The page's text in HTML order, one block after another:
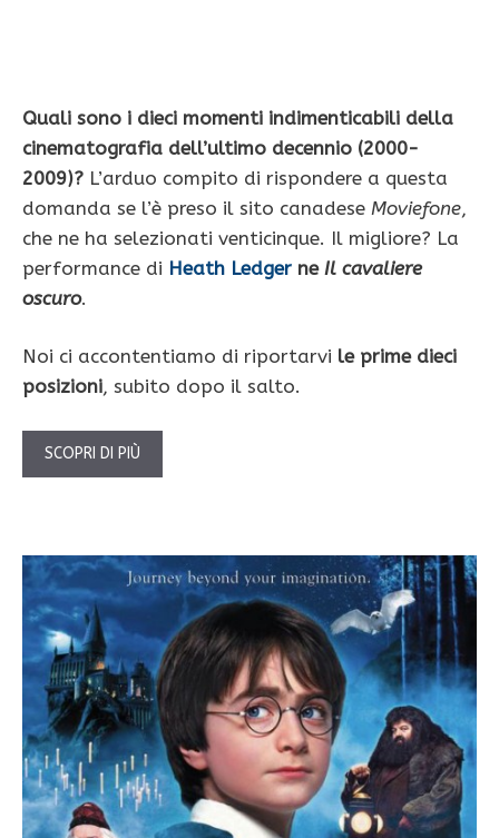
Quali sono i dieci momenti indimenticabili della
cinematografia dell’ultimo decennio (2000-
2009)? L’arduo compito di rispondere a questa
domanda se l’è preso il sito canadese Moviefone,
che ne ha selezionati venticinque. Il migliore? La
performance di Heath Ledger ne Il cavaliere
oscuro.
Noi ci accontentiamo di riportarvi le prime dieci
posizioni, subito dopo il salto.
SCOPRI DI PIÙ